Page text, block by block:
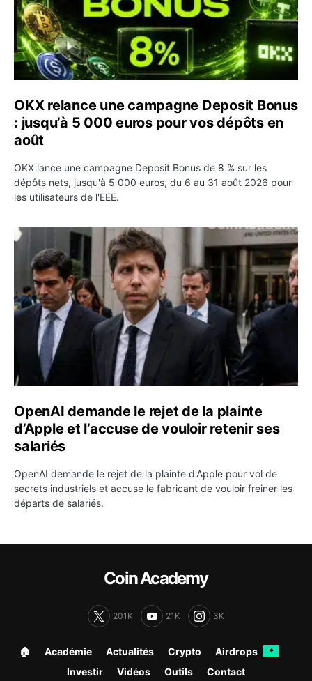
OKX relance une campagne Deposit Bonus
: jusqu’à 5 000 euros pour vos dépôts en
août
OKX lance une campagne Deposit Bonus de 8 % sur les
dépôts nets, jusqu'à 5 000 euros, du 6 au 31 août 2026 pour
les utilisateurs de l'EEE.
OpenAI demande le rejet de la plainte d’Apple et
OpenAI demande le rejet de la plainte
d’Apple et l’accuse de vouloir retenir ses
salariés
OpenAI demande le rejet de la plainte d'Apple pour vol de
secrets industriels et accuse le fabricant de vouloir freiner les
départs de salariés.
Coin Academy
201K 21K 3K
🏠︎ Académie Actualités Crypto Airdrops ✦
Investir Vidéos Outils Contact